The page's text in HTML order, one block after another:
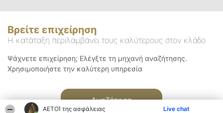
ΑΕΤΟΊ της ασφάλειας Live chat
Βρείτε επιχείρηση
Η κατάταξη περιλαμβάνει τους καλύτερους στον κλάδο
Ψάχνετε επιχείρηση; Ελέγξτε τη μηχανή αναζήτησης.
Χρησιμοποιήστε την καλύτερη υπηρεσία
Αναζήτηση